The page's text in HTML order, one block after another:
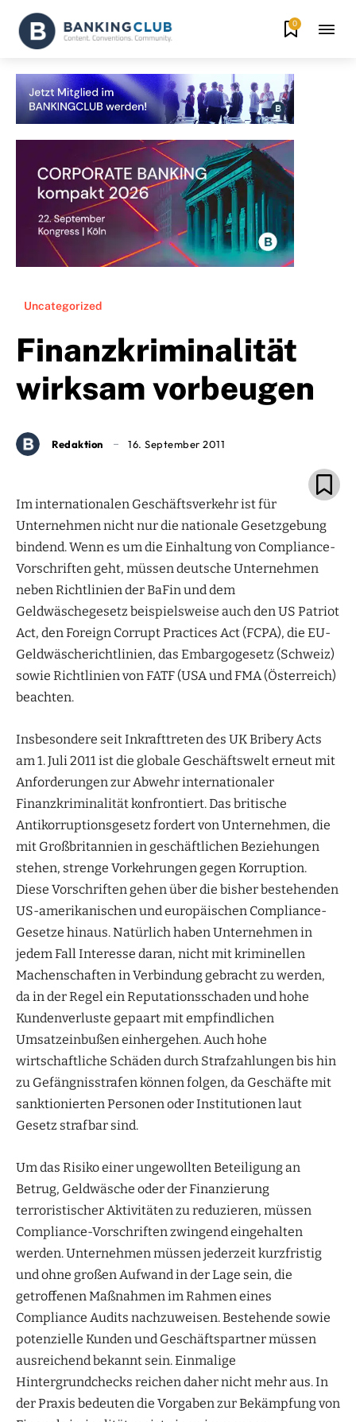
0
Uncategorized
Finanzkriminalität
wirksam vorbeugen
Redaktion 16. September 2011
Im internationalen Geschäftsverkehr ist für
Unternehmen nicht nur die nationale Gesetzgebung
bindend. Wenn es um die Einhaltung von Compliance-
Vorschriften geht, müssen deutsche Unternehmen
neben Richtlinien der BaFin und dem
Geldwäschegesetz beispielsweise auch den US Patriot
Act, den Foreign Corrupt Practices Act (FCPA), die EU-
Geldwäscherichtlinien, das Embargogesetz (Schweiz)
sowie Richtlinien von FATF (USA und FMA (Österreich)
beachten.
Insbesondere seit Inkrafttreten des UK Bribery Acts
am 1. Juli 2011 ist die globale Geschäftswelt erneut mit
Anforderungen zur Abwehr internationaler
Finanzkriminalität konfrontiert. Das britische
Antikorruptionsgesetz fordert von Unternehmen, die
mit Großbritannien in geschäftlichen Beziehungen
stehen, strenge Vorkehrungen gegen Korruption.
Diese Vorschriften gehen über die bisher bestehenden
US-amerikanischen und europäischen Compliance-
Gesetze hinaus. Natürlich haben Unternehmen in
jedem Fall Interesse daran, nicht mit kriminellen
Machenschaften in Verbindung gebracht zu werden,
da in der Regel ein Reputationsschaden und hohe
Kundenverluste gepaart mit empfindlichen
Umsatzeinbußen einhergehen. Auch hohe
wirtschaftliche Schäden durch Strafzahlungen bis hin
zu Gefängnisstrafen können folgen, da Geschäfte mit
sanktionierten Personen oder Institutionen laut
Gesetz strafbar sind.
Um das Risiko einer ungewollten Beteiligung an
Betrug, Geldwäsche oder der Finanzierung
terroristischer Aktivitäten zu reduzieren, müssen
Compliance-Vorschriften zwingend eingehalten
werden. Unternehmen müssen jederzeit kurzfristig
und ohne großen Aufwand in der Lage sein, die
getroffenen Maßnahmen im Rahmen eines
Compliance Audits nachzuweisen. Bestehende sowie
potenzielle Kunden und Geschäftspartner müssen
ausreichend bekannt sein. Einmalige
Hintergrundchecks reichen daher nicht mehr aus. In
der Praxis bedeuten die Vorgaben zur Bekämpfung von